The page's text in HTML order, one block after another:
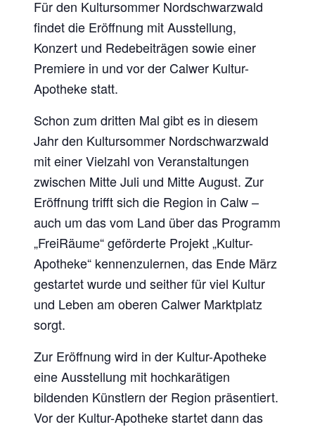
Für den Kultursommer Nordschwarzwald
findet die Eröffnung mit Ausstellung,
Konzert und Redebeiträgen sowie einer
Premiere in und vor der Calwer Kultur-
Apotheke statt.
Schon zum dritten Mal gibt es in diesem
Jahr den Kultursommer Nordschwarzwald
mit einer Vielzahl von Veranstaltungen
zwischen Mitte Juli und Mitte August. Zur
Eröffnung trifft sich die Region in Calw –
auch um das vom Land über das Programm
„FreiRäume“ geförderte Projekt „Kultur-
Apotheke“ kennenzulernen, das Ende März
gestartet wurde und seither für viel Kultur
und Leben am oberen Calwer Marktplatz
sorgt.
Zur Eröffnung wird in der Kultur-Apotheke
eine Ausstellung mit hochkarätigen
bildenden Künstlern der Region präsentiert.
Vor der Kultur-Apotheke startet dann das